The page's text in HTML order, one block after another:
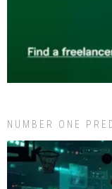
NUMBER ONE